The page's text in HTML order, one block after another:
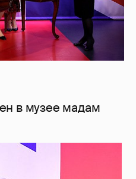
в музее мадам